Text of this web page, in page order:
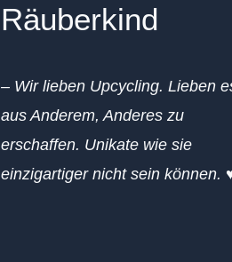
Räuberkind
– Wir lieben Upcycling. Lieben
aus Anderem, Anderes zu
erschaffen. Unikate wie sie
einzigartiger nicht sein können.